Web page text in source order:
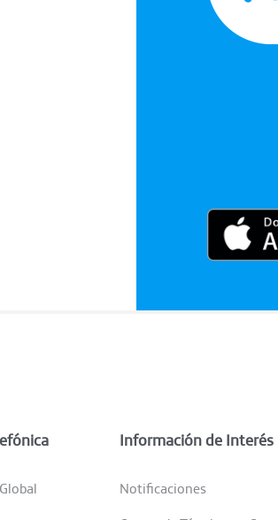
Información de Interés
Notificaciones